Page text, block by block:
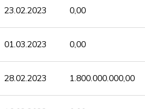
23.02.2023 0,00
01.03.2023 0,00
28.02.2023 1.800.000.000,00